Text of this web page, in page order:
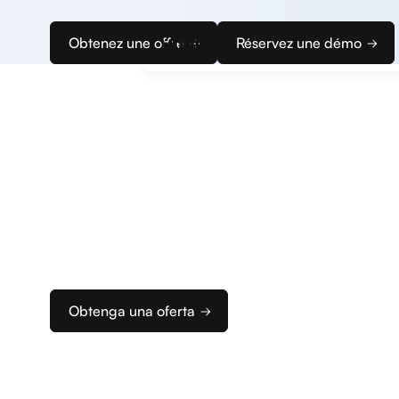
Obtenez une offre Réservez une démo
Obtenga una oferta